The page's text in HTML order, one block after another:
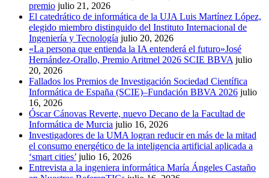
premio julio 21, 2026
El catedrático de informática de la UJA Luis Martínez López,
elegido miembro distinguido del Instituto Internacional de
Ingeniería y Tecnología julio 20, 2026
«La persona que entienda la IA entenderá el futuro»José
Hernández-Orallo, Premio Aritmel 2026 SCIE BBVA julio
20, 2026
Fallados los Premios de Investigación Sociedad Científica
Informática de España (SCIE)–Fundación BBVA 2026 julio
16, 2026
Óscar Cánovas Reverte, nuevo Decano de la Facultad de
Informática de Murcia julio 16, 2026
Investigadores de la UMA logran reducir en más de la mitad
el consumo energético de la inteligencia artificial aplicada a
‘smart cities’ julio 16, 2026
Entrevista a la ingeniera informática María Ángeles Castaño